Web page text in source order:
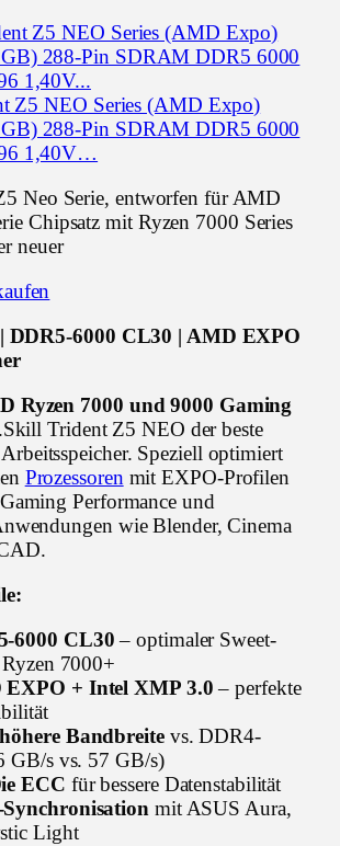
Z5 NEO Series (AMD Expo)
288-Pin SDRAM DDR5 6000
1,40V…
Neo Serie, entworfen für AMD
Chipsatz mit Ryzen 7000 Series
neuer
DDR5-6000 CL30 | AMD EXPO
Ryzen 7000 und 9000 Gaming
Trident Z5 NEO der beste
Speziell optimiert
Prozessoren mit EXPO-Profilen
Performance und
wie Blender, Cinema
6000 CL30– optimaler Sweet-
7000+
+ Intel XMP 3.0– perfekte
Bandbreitevs. DDR4-
GB/s vs. 57 GB/s)
ECC für bessere Datenstabilität
mit ASUS Aura,
Light